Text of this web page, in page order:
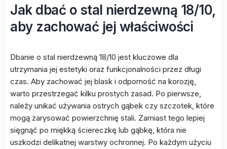
Jak dbać o stal nierdzewną 18/10,
aby zachować jej właściwości
Dbanie o stal nierdzewną 18/10 jest kluczowe dla
utrzymania jej estetyki oraz funkcjonalności przez długi
czas. Aby zachować jej blask i odporność na korozję,
warto przestrzegać kilku prostych zasad. Po pierwsze,
należy unikać używania ostrych gąbek czy szczotek, które
mogą zarysować powierzchnię stali. Zamiast tego lepiej
sięgnąć po miękką ściereczkę lub gąbkę, która nie
uszkodzi delikatnej warstwy ochronnej. Po każdym użyciu